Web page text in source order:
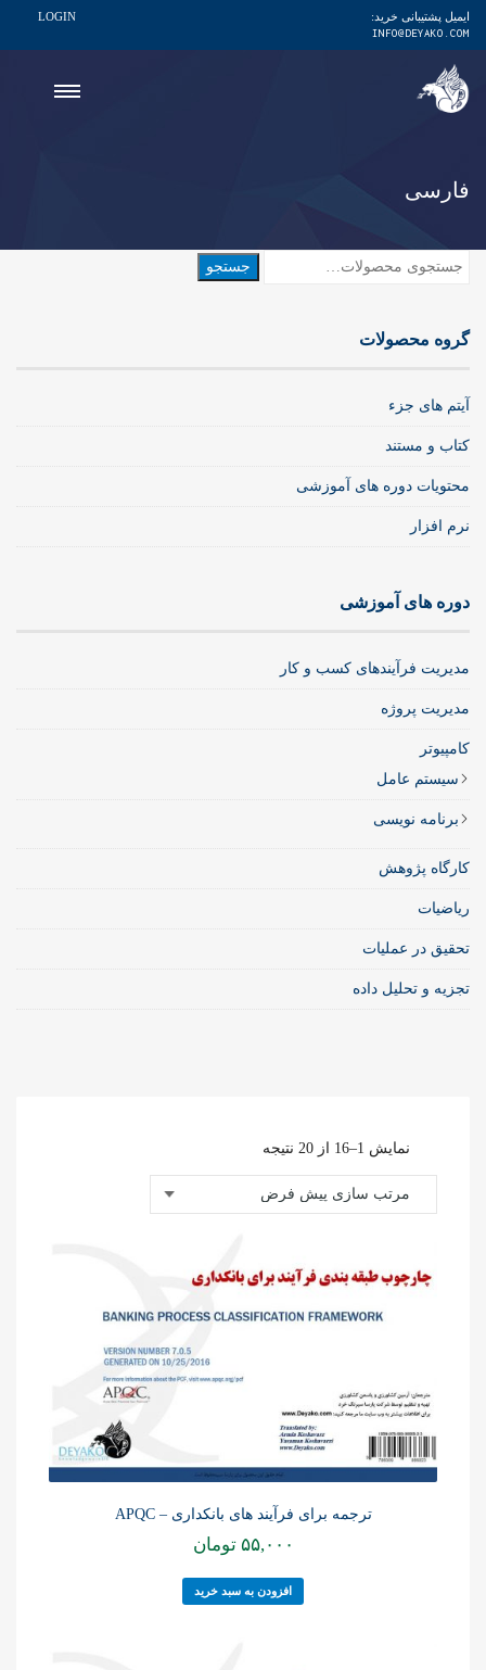
ایمیل پشتیبانی خرید:
INFO@DEYAKO.COM
LOGIN
فارسی
جستجو
گروه محصولات
آیتم های جزء
کتاب و مستند
محتویات دوره های آموزشی
نرم افزار
دوره های آموزشی
مدیریت فرآیندهای کسب و کار
مدیریت پروژه
کامپیوتر
سیستم عامل
برنامه نویسی
کارگاه پژوهش
ریاضیات
تحقیق در عملیات
تجزیه و تحلیل داده
نمایش 1–16 از 20 نتیجه
ترجمه برای فرآیند های بانکداری – APQC
۵۵,۰۰۰ تومان
افزودن به سبد خرید